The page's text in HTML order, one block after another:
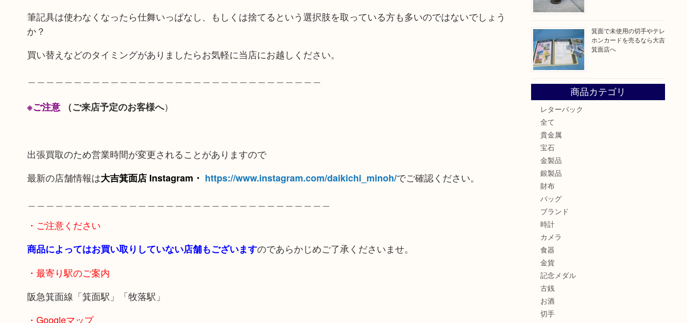
筆記具は使わなくなったら仕舞いっぱなし、もしくは捨てるという選択肢を取っている方も多いのではないでしょう
か？
買い替えなどのタイミングがありましたらお気軽に当店にお越しください。
※ご注意（ご来店予定のお客様へ）
出張買取のため営業時間が変更されることがありますので
最新の店舗情報は大吉箕面店 Instagram・ https://www.instagram.com/daikichi_minoh/でご確認ください。
・ご注意ください
商品によってはお買い取りしていない店舗もございますのであらかじめご了承くださいませ。
・最寄り駅のご案内
阪急箕面線「箕面駅」「牧落駅」
・Googleマップ
箕面で未使用の切手やテレ
ホンカードを売るなら大吉
箕面店へ
商品カテゴリ
レターパック
全て
貴金属
宝石
金製品
銀製品
財布
バッグ
ブランド
時計
カメラ
食器
金貨
記念メダル
古銭
お酒
切手